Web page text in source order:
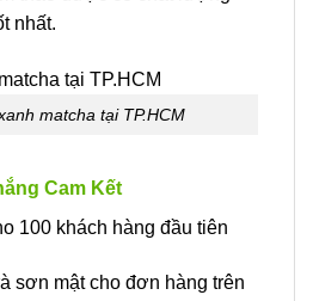
nhất.
matcha tại TP.HCM
Cam Kết
100 khách hàng đầu tiên
sơn mật cho đơn hàng trên